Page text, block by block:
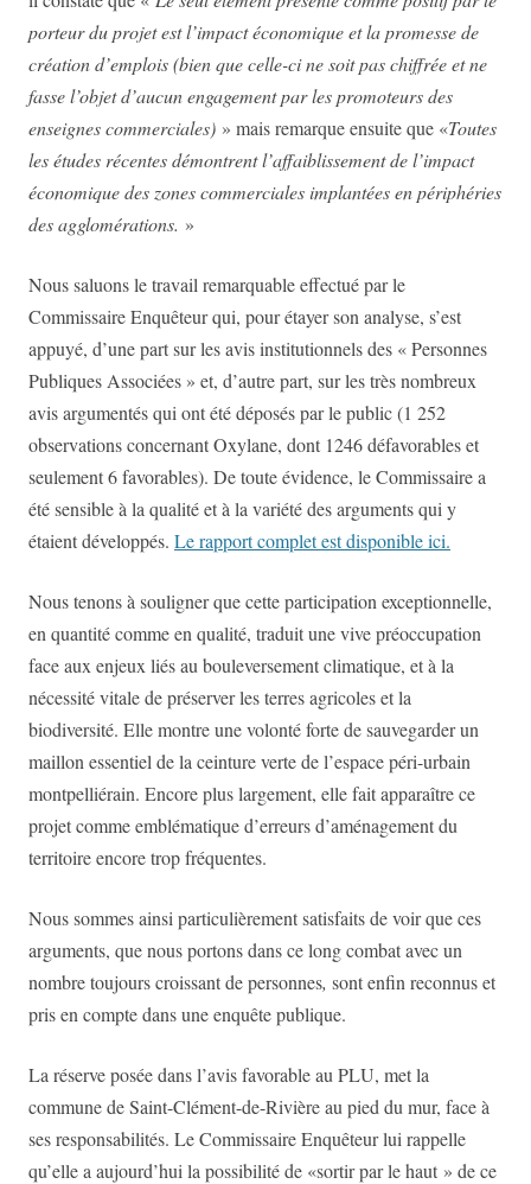
porteur du projet est l’impact économique et lapromesse de
création d’emplois (bien que celle-ci ne soit pas chiffrée et ne
fasse l’objet d’aucun engagement par les promoteurs des
enseignes commerciales) » mais remarque ensuite que «Toutes
les études récentes démontrent l’affaiblissement de l’impact
économique des zonescommerciales implantées en périphéries
des agglomérations. »
Nous saluons le travail remarquable effectué par le
Commissaire Enquêteur qui, pour étayer son analyse, s’est
appuyé, d’une part sur les avis institutionnels des « Personnes
Publiques Associées » et, d’autre part, sur les très nombreux
avis argumentés qui ont été déposés par le public (1 252
observations concernant Oxylane, dont 1246 défavorables et
seulement 6 favorables). De toute évidence, le Commissaire a
été sensible à la qualité et à la variété des arguments qui y
étaient développés. Le rapport complet est disponible ici.
Nous tenons à souligner que cette participation exceptionnelle,
en quantité comme en qualité, traduit une vive préoccupation
face aux enjeux liés au bouleversement climatique, et à la
nécessité vitale de préserver les terres agricoles et la
biodiversité. Elle montre une volonté forte de sauvegarder un
maillon essentiel de la ceinture verte de l’espace péri-urbain
montpelliérain. Encore plus largement, elle fait apparaître ce
projet comme emblématique d’erreurs d’aménagement du
territoire encore trop fréquentes.
Nous sommes ainsi particulièrement satisfaits de voir que ces
arguments, que nous portons dans ce long combat avec un
nombre toujours croissant de personnes, sont enfin reconnus et
pris en compte dans une enquête publique.
La réserve posée dans l’avis favorable au PLU, met la
commune de Saint-Clément-de-Rivière au pied du mur, face à
ses responsabilités. Le Commissaire Enquêteur lui rappelle
qu’elle a aujourd’hui la possibilité de «sortir par le haut » de ce